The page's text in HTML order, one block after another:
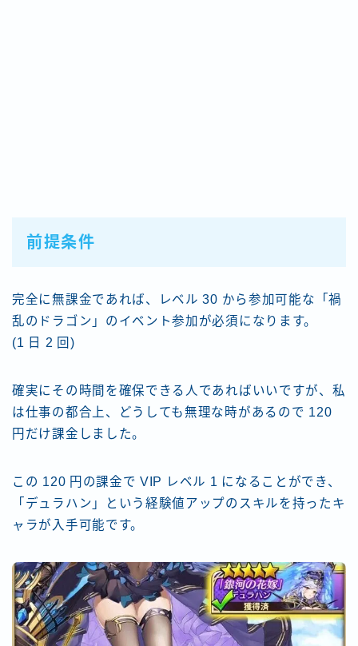
前提条件
完全に無課金であれば、レベル 30 から参加可能な「禍
乱のドラゴン」のイベント参加が必須になります。
(1 日 2 回)
確実にその時間を確保できる人であればいいですが、私
は仕事の都合上、どうしても無理な時があるので 120
円だけ課金しました。
この 120 円の課金で VIP レベル 1 になることができ、
「デュラハン」という経験値アップのスキルを持ったキ
ャラが入手可能です。